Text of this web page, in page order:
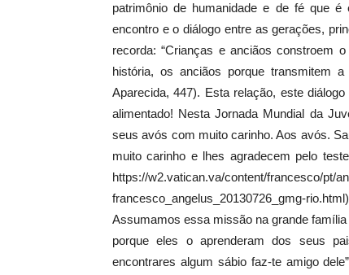
patrimônio de humanidade e de fé que
encontro e o diálogo entre as gerações,
recorda: “Crianças e anciãos constroem
história, os anciãos porque transmitem
Aparecida, 447). Esta relação, este
alimentado! Nesta Jornada Mundial da
seus avós com muito carinho. Aos avós.
muito carinho e lhes agradecem pelo
https://w2.vatican.va/content/francesco/pt/
francesco_angelus_20130726_gmg-rio.html)
Assumamos essa missão na grande
porque eles o aprenderam dos seus
encontrares algum sábio faz-te amigo